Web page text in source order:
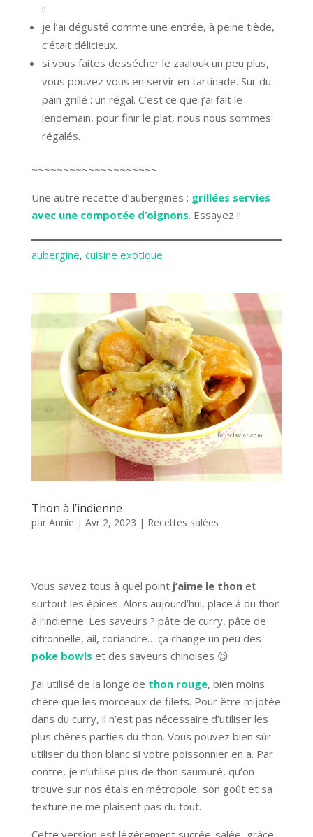
!!
je l’ai dégusté comme une entrée, à peine tiède,
c’était délicieux.
si vous faites dessécher le zaalouk un peu plus,
vous pouvez vous en servir en tartinade. Sur du
pain grillé : un régal. C’est ce que j’ai fait le
lendemain, pour finir le plat, nous nous sommes
régalés.
~~~~~~~~~~~~~~~~~~~~
Une autre recette d’aubergines : grillées servies
avec une compotée d’oignons. Essayez !!
aubergine, cuisine exotique
Thon à l’indienne
par Annie | Avr 2, 2023 | Recettes salées
Vous savez tous à quel point j’aime le thonet
surtout les épices. Alors aujourd’hui, place à du thon
à l’indienne. Les saveurs ? pâte de curry, pâte de
citronnelle, ail, coriandre… ça change un peu des
poke bowls et des saveurs chinoises 😉
J’ai utilisé de la longe de thon rouge, bien moins
chère que les morceaux de filets. Pour être mijotée
dans du curry, il n’est pas nécessaire d’utiliser les
plus chères parties du thon. Vous pouvez bien sûr
utiliser du thon blanc si votre poissonnier en a. Par
contre, je n’utilise plus de thon saumuré, qu’on
trouve sur nos étals en métropole, son goût et sa
texture ne me plaisent pas du tout.
Cette version est légèrement sucrée-salée, grâce